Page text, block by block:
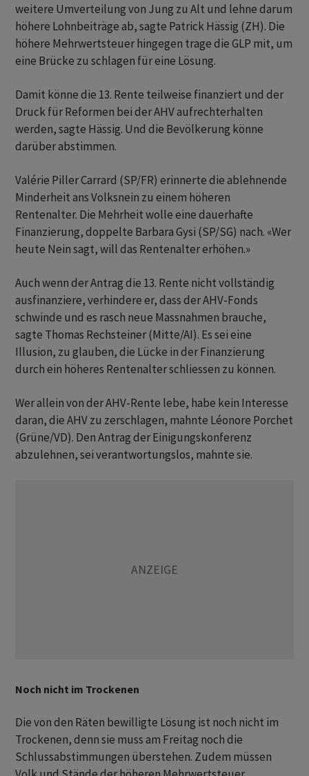
weitere Umverteilung von Jung zu Alt und lehne darum
höhere Lohnbeiträge ab, sagte Patrick Hässig (ZH). Die
höhere Mehrwertsteuer hingegen trage die GLP mit, um
eine Brücke zu schlagen für eine Lösung.
Damit könne die 13. Rente teilweise finanziert und der
Druck für Reformen bei der AHV aufrechterhalten
werden, sagte Hässig. Und die Bevölkerung könne
darüber abstimmen.
Valérie Piller Carrard (SP/FR) erinnerte die ablehnende
Minderheit ans Volksnein zu einem höheren
Rentenalter. Die Mehrheit wolle eine dauerhafte
Finanzierung, doppelte Barbara Gysi (SP/SG) nach. «Wer
heute Nein sagt, will das Rentenalter erhöhen.»
Auch wenn der Antrag die 13. Rente nicht vollständig
ausfinanziere, verhindere er, dass der AHV-Fonds
schwinde und es rasch neue Massnahmen brauche,
sagte Thomas Rechsteiner (Mitte/AI). Es sei eine
Illusion, zu glauben, die Lücke in der Finanzierung
durch ein höheres Rentenalter schliessen zu können.
Wer allein von der AHV-Rente lebe, habe kein Interesse
daran, die AHV zu zerschlagen, mahnte Léonore Porchet
(Grüne/VD). Den Antrag der Einigungskonferenz
abzulehnen, sei verantwortungslos, mahnte sie.
Noch nicht im Trockenen
Die von den Räten bewilligte Lösung ist noch nicht im
Trockenen, denn sie muss am Freitag noch die
Schlussabstimmungen überstehen. Zudem müssen